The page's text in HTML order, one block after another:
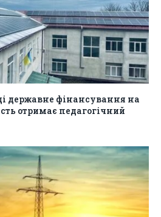
державне фінансування на
отримає педагогічний